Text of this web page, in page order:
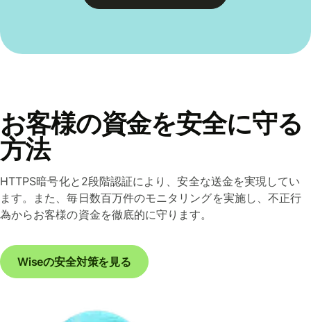
お客様の資金を安全に守る
方法
HTTPS暗号化と2段階認証により、安全な送金を実現してい
ます。また、毎日数百万件のモニタリングを実施し、不正行
為からお客様の資金を徹底的に守ります。
Wiseの安全対策を見る